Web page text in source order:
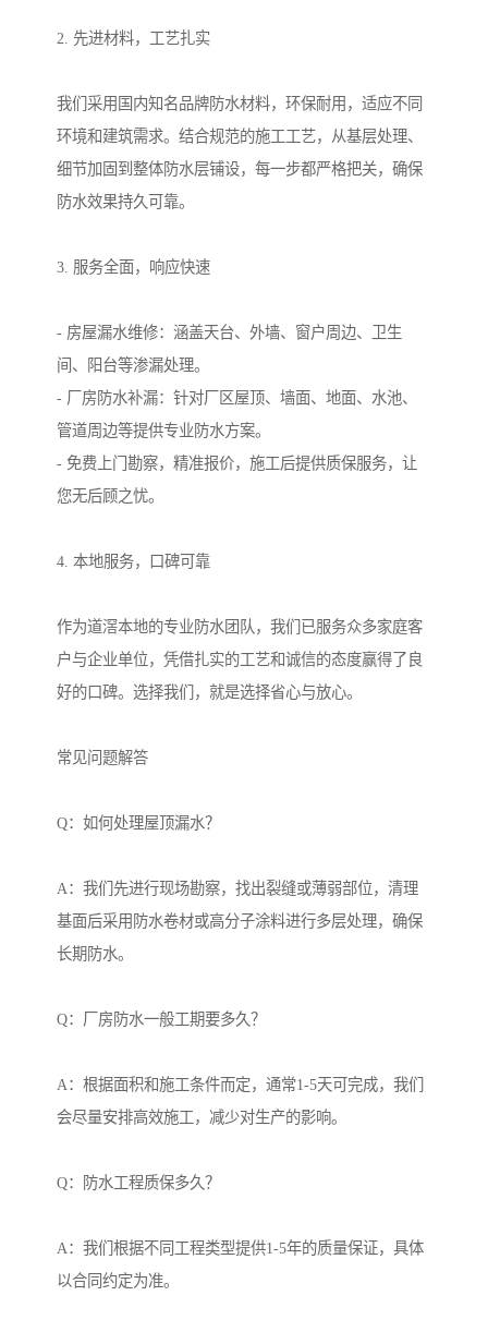
2. 先进材料，工艺扎实
我们采用国内知名品牌防水材料，环保耐用，适应不同
环境和建筑需求。结合规范的施工工艺，从基层处理、
细节加固到整体防水层铺设，每一步都严格把关，确保
防水效果持久可靠。
3. 服务全面，响应快速
- 房屋漏水维修：涵盖天台、外墙、窗户周边、卫生
间、阳台等渗漏处理。
- 厂房防水补漏：针对厂区屋顶、墙面、地面、水池、
管道周边等提供专业防水方案。
- 免费上门勘察，精准报价，施工后提供质保服务，让
您无后顾之忧。
4. 本地服务，口碑可靠
作为道滘本地的专业防水团队，我们已服务众多家庭客
户与企业单位，凭借扎实的工艺和诚信的态度赢得了良
好的口碑。选择我们，就是选择省心与放心。
常见问题解答
Q：如何处理屋顶漏水？
A：我们先进行现场勘察，找出裂缝或薄弱部位，清理
基面后采用防水卷材或高分子涂料进行多层处理，确保
长期防水。
Q：厂房防水一般工期要多久？
A：根据面积和施工条件而定，通常1-5天可完成，我们
会尽量安排高效施工，减少对生产的影响。
Q：防水工程质保多久？
A：我们根据不同工程类型提供1-5年的质量保证，具体
以合同约定为准。